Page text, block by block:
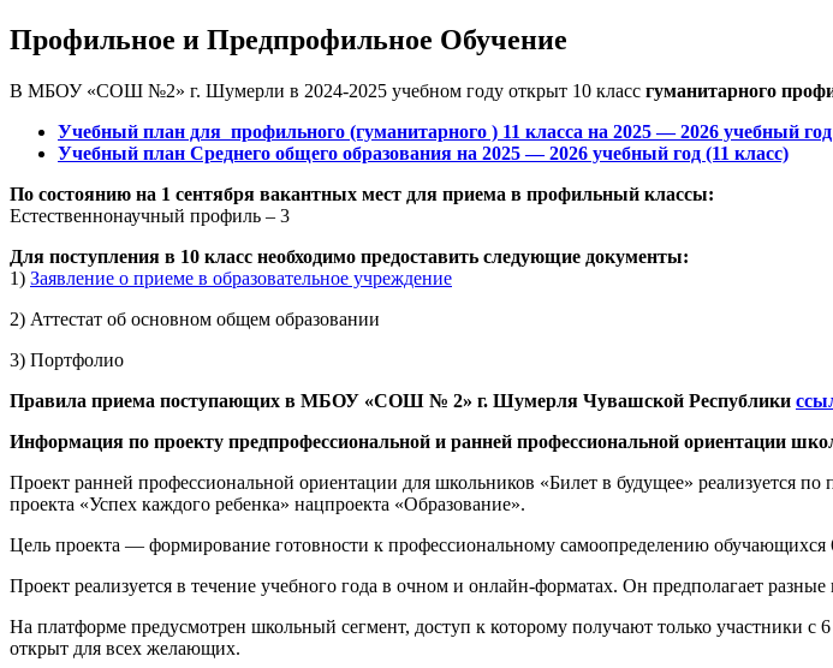
Профильное и Предпрофильное Обучение
В МБОУ «СОШ №2» г. Шумерли в 2024-2025 учебном году открыт 10 класс гуманитарного
Учебный план для профильного (гуманитарного ) 11 класса на 2025 — 2026 учебный год
Учебный план Среднего общего образования на 2025 — 2026 учебный год (11 класс)
По состоянию на 1 сентября вакантных мест для приема в профильный классы:
Естественнонаучный профиль – 3
Для поступления в 10 класс необходимо предоставить следующие документы:
1) Заявление о приеме в образовательное учреждение
2) Аттестат об основном общем образовании
3) Портфолио
Правила приема поступающих в МБОУ «СОШ № 2» г. Шумерля Чувашской Республики
Информация по проекту предпрофессиональной и ранней профессиональной ориентации
Проект ранней профессиональной ориентации для школьников «Билет в будущее» реализуется
проекта «Успех каждого ребенка» нацпроекта «Образование».
Цель проекта — формирование готовности к профессиональному самоопределению обучающихся
Проект реализуется в течение учебного года в очном и онлайн-форматах. Он предполагает
На платформе предусмотрен школьный сегмент, доступ к которому получают только участники
открыт для всех желающих.